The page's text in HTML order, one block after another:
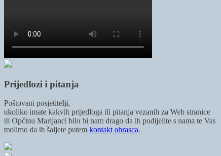
Prijedlozi i pitanja
Poštovani posjetitelji,
ukoliko imate kakvih prijedloga ili pitanja vezanih za Web stranice
ili Općinu Marijanci bilo bi nam drago da ih podijelite s nama te Vas
molimo da ih šaljete putem kontakt obrasca.